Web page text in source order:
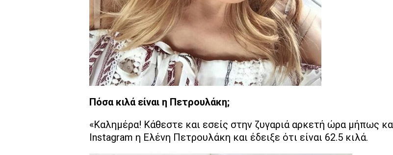
Πόσα κιλά είναι η Πετρουλάκη;
«Καλημέρα! Κάθεστε και εσείς στην ζυγαριά αρκετή ώρα μήπως
Instagram η Ελένη Πετρουλάκη και έδειξε ότι είναι 62.5 κιλά.